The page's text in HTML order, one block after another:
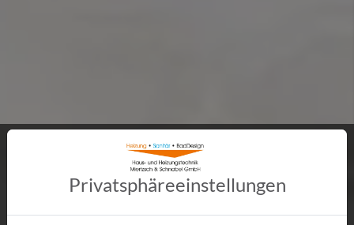
AKTUELLE
Jobangebote
Privatsphäre­einstellungen